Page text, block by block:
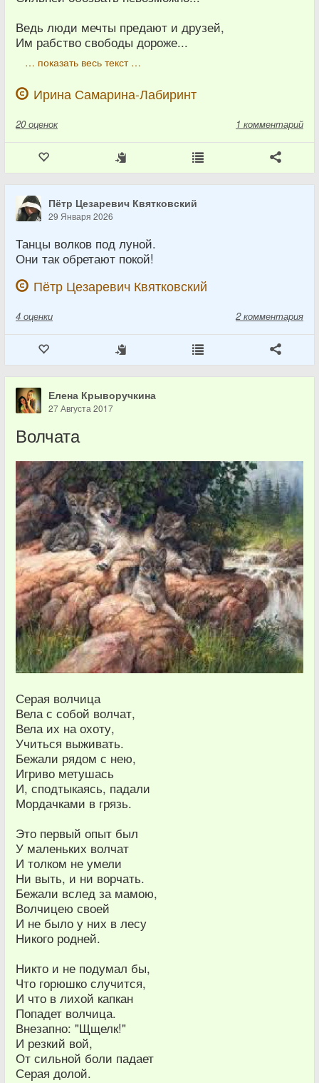
Ведь люди мечты предают и друзей,
Им рабство свободы дороже...
… показать весь текст …
Ирина Самарина-Лабиринт
20 оценок 1 комментарий
Пётр Цезаревич Квятковский
29 Января 2026
Танцы волков под луной.
Они так обретают покой!
Пётр Цезаревич Квятковский
4 оценки 2 комментария
Елена Крыворучкина
27 Августа 2017
Волчата
Серая волчица
Вела с собой волчат,
Вела их на охоту,
Учиться выживать.
Бежали рядом с нею,
Игриво метушась
И, сподтыкаясь, падали
Мордачками в грязь.
Это первый опыт был
У маленьких волчат
И толком не умели
Ни выть, и ни ворчать.
Бежали вслед за мамою,
Волчицею своей
И не было у них в лесу
Никого родней.
Никто и не подумал бы,
Что горюшко случится,
И что в лихой капкан
Попадет волчица.
Внезапно: "Щщелк!"
И резкий вой,
От сильной боли падает
Серая долой.